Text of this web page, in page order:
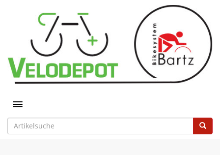
Toggle navigation